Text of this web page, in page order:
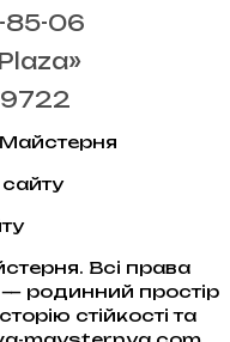
85-06
Майстерня
Всі права
— родинний простір
стійкості та